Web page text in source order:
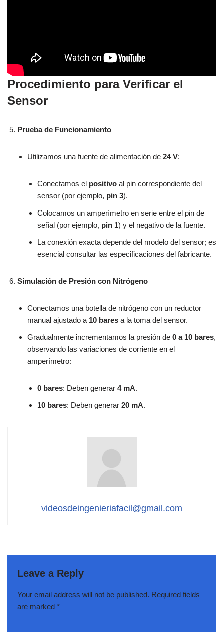
Procedimiento para Verificar el
Sensor
Prueba de Funcionamiento
Utilizamos una fuente de alimentación de 24 V:
Conectamos el positivo al pin correspondiente del
sensor (por ejemplo, pin 3).
Colocamos un amperímetro en serie entre el pin de
señal (por ejemplo, pin 1) y el negativo de la fuente.
La conexión exacta depende del modelo del sensor; es
esencial consultar las especificaciones del fabricante.
Simulación de Presión con Nitrógeno
Conectamos una botella de nitrógeno con un reductor
manual ajustado a 10 bares a la toma del sensor.
Gradualmente incrementamos la presión de 0 a 10 bares,
observando las variaciones de corriente en el
amperímetro:
0 bares: Deben generar 4 mA.
10 bares: Deben generar 20 mA.
videosdeingenieriafacil@gmail.com
Leave a Reply
Your email address will not be published. Required fields
are marked *